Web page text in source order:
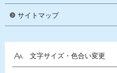
サイトマップ
文字サイズ・色合い変更